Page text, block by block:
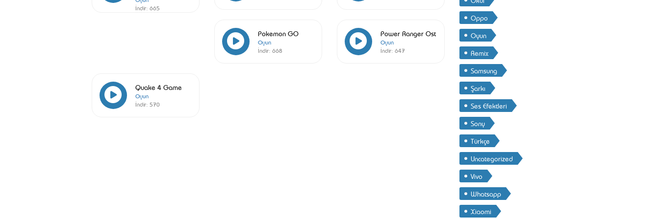
İndir: 665
Pokemon GO
Oyun
İndir: 668
Power Ranger Ost
Oyun
İndir: 647
Quake 4 Game
Oyun
İndir: 570
Oppo
Oyun
Remix
Samsung
Şarkı
Ses Efektleri
Sony
Türkçe
Uncategorized
Vivo
Whatsapp
Xiaomi